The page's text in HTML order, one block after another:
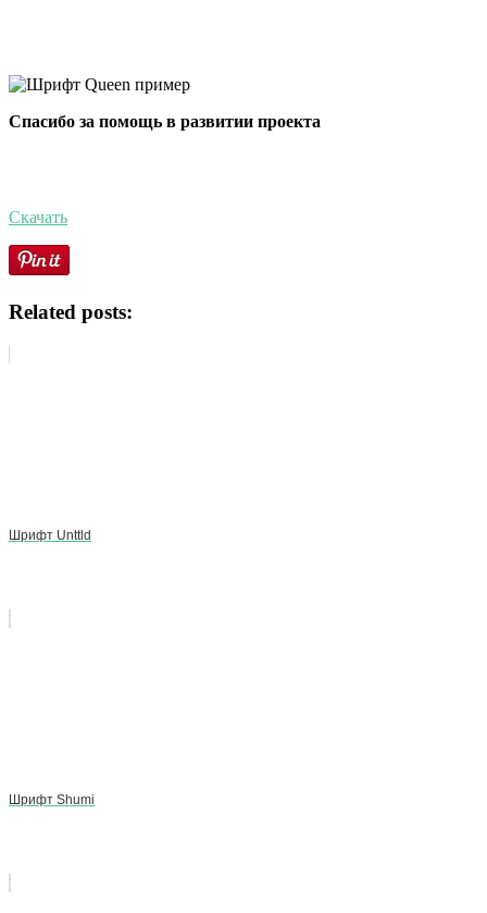
Спасибо за помощь в развитии проекта
Скачать
Related posts:
Шрифт Unttld
Шрифт Shumi